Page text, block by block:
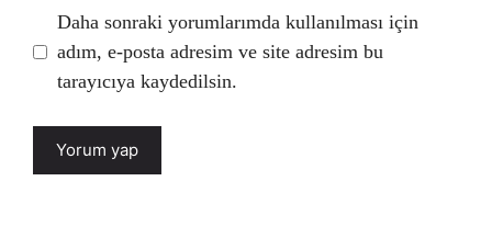
Daha sonraki yorumlarımda kullanılması için
adım, e-posta adresim ve site adresim bu
tarayıcıya kaydedilsin.